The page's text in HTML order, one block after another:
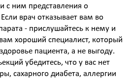
с ним представления о
врач отказывает вам во
- прислушайтесь к нему и
хороший специалист, который
пациента, а не выгоду.
убедитесь, что у вас нет
сахарного диабета, аллергии